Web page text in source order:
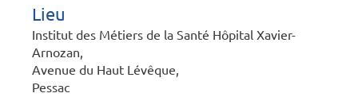
Lieu
Institut des Métiers de la Santé Hôpital Xavier-
Arnozan,
Avenue du Haut Lévêque,
Pessac